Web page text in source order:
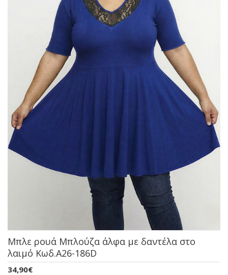
Μπλε ρουά Μπλούζα άλφα με δαντέλα στο
λαιμό Κωδ.A26-186D
34,90€